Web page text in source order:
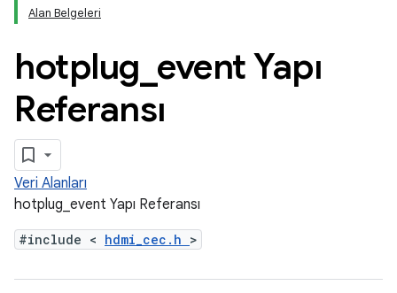
Alan Belgeleri
hotplug event Yapı
Referansı
Veri Alanları
hotplug_event Yapı Referansı
#include < hdmi_cec.h >